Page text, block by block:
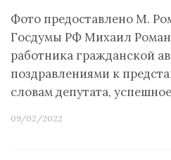
Фото предоставлено М.
Госдумы РФ Михаил
работника гражданской
поздравлениями к
словам депутата,
09/02/2022